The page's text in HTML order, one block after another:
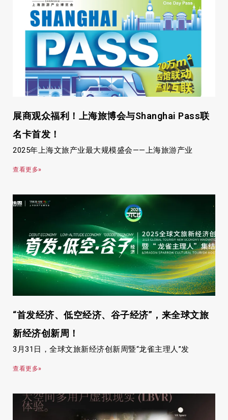
展商观众福利！上海旅博会与Shanghai Pass联
名卡首发！
2025年上海文旅产业最大规模盛会——上海旅游产业
查看更多»
“首发经济、低空经济、谷子经济”，来全球文旅
新经济创新周！
3月31日，全球文旅新经济创新周暨“龙雀主理人”发
查看更多»